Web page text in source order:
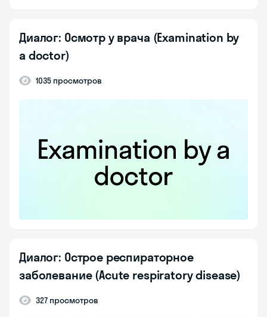
Диалог: Осмотр у врача (Examination by
a doctor)
1035 просмотров
Диалог: Острое респираторное
заболевание (Acute respiratory disease)
327 просмотров